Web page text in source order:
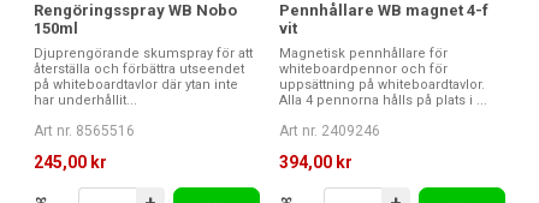
Rengöringsspray WB Nobo
150ml
Djuprengörande skumspray för att
återställa och förbättra utseendet
på whiteboardtavlor där ytan inte
har underhållit...
Art nr. 8565516
245,00 kr
Pennhållare WB magnet 4-f
vit
Magnetisk pennhållare för
whiteboardpennor och för
uppsättning på whiteboardtavlor.
Alla 4 pennorna hålls på plats i ...
Art nr. 2409246
394,00 kr